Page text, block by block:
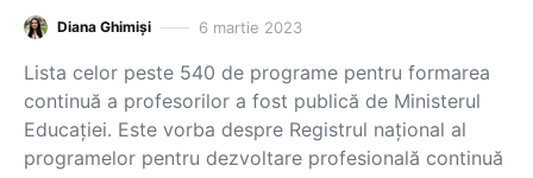
Diana Ghimiși 6 martie 2023
Lista celor peste 540 de programe pentru formarea
continuă a profesorilor a fost publică de Ministerul
Educației. Este vorba despre Registrul naţional al
programelor pentru dezvoltare profesională continuă